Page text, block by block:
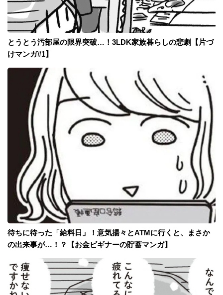
とうとう汚部屋の限界突破…！3LDK家族暮らしの悲劇【片づ
けマンガ#1】
待ちに待った「給料日」！意気揚々とATMに行くと、まさか
の出来事が…！？【お金ビギナーの貯蓄マンガ】